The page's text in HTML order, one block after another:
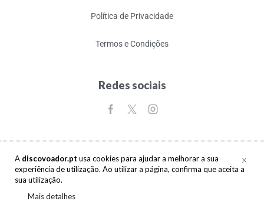
A discovoador.pt usa cookies para ajudar a melhorar a sua
experiência de utilização. Ao utilizar a página, confirma que aceita a
sua utilização.
Mais detalhes
Política de Privacidade
Termos e Condições
Redes sociais
Copyright © 2017-2026 discovoador. Todos os direitos reservados.